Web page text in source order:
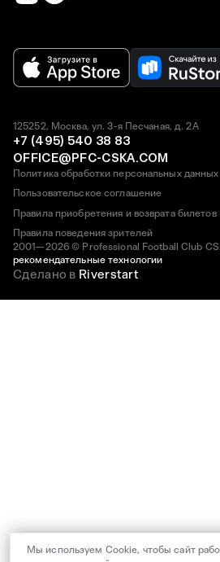
2001—2026 © Professional Football Club
рекомендательные технологии
125252, Москва, ул. 3-я Песчаная, д. 2А
+7 (495) 540 38 83
OFFICE@PFC-CSKA.COM
Политика обработки персональных данных
Пользовательское соглашение
Правила приобретения и возврата билетов
Правила поведения зрителей
Сделано в Riverstart
Мы используем Cookie, чтобы сайт